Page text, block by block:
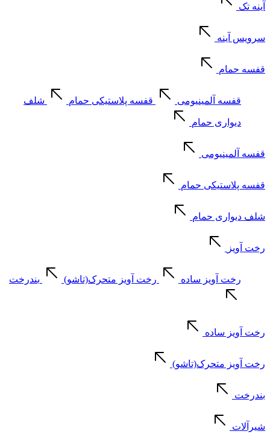
آینه تک
سرویس آینه
قفسه حمام
قفسه آلمینیومی قفسه پلاستیکی حمام شلف
دیواری حمام
قفسه آلمینیومی
قفسه پلاستیکی حمام
شلف دیواری حمام
رخت آویز
رخت آویز ساده رخت آویز متحرک(تاشو) بندرخت
رخت آویز ساده
رخت آویز متحرک(تاشو)
بندرخت
شیرآلات